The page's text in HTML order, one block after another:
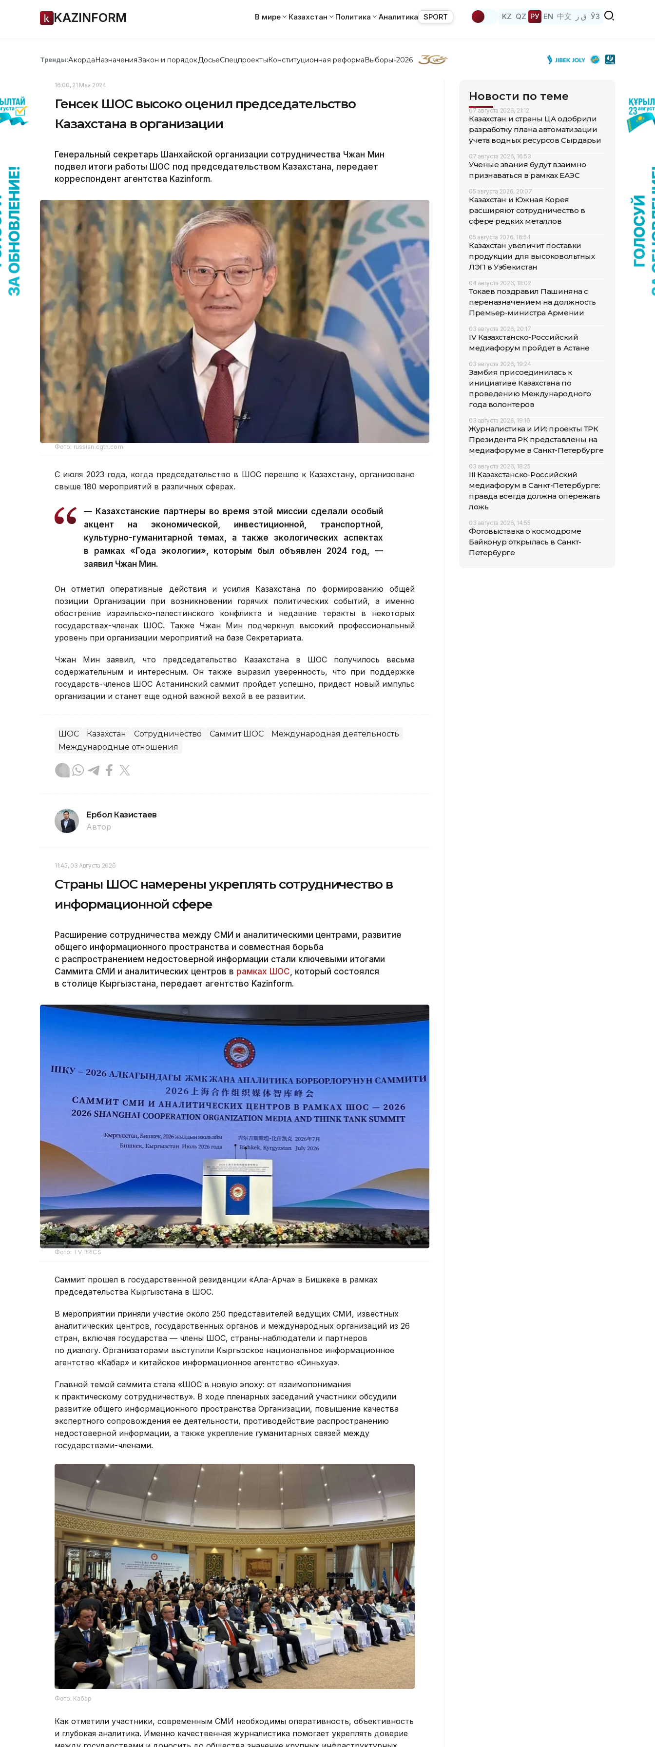
KAZINFORM В мире Казахстан Политика Аналитика SPORT KZ QZ РУ EN 中文 ق ز ЎЗ
Тренды:АкордаНазначенияЗакон и порядок ДосьеСпецпроектыКонституционная реформаВыборы-2026
16:00, 21 Мая 2024
Генсек ШОС высоко оценил председательство
Казахстана в организации
Генеральный секретарь Шанхайской организации сотрудничества Чжан Мин
подвел итоги работы ШОС под председательством Казахстана, передает
корреспондент агентства Kazinform.
Фото: russian.cgtn.com
С июля 2023 года, когда председательство в ШОС перешло к Казахстану, организовано
свыше 180 мероприятий в различных сферах.
— Казахстанские партнеры во время этой миссии сделали особый
акцент на экономической, инвестиционной, транспортной,
культурно-гуманитарной темах, а также экологических аспектах
в рамках «Года экологии», которым был объявлен 2024 год, —
заявил Чжан Мин.
Он отметил оперативные действия и усилия Казахстана по формированию общей
позиции Организации при возникновении горячих политических событий, а именно
обострение израильско-палестинского конфликта и недавние теракты в некоторых
государствах-членах ШОС. Также Чжан Мин подчеркнул высокий профессиональный
уровень при организации мероприятий на базе Секретариата.
Чжан Мин заявил, что председательство Казахстана в ШОС получилось весьма
содержательным и интересным. Он также выразил уверенность, что при поддержке
государств-членов ШОС Астанинский саммит пройдет успешно, придаст новый импульс
организации и станет еще одной важной вехой в ее развитии.
ШОС Казахстан Сотрудничество Саммит ШОС
Международная деятельность
Международные отношения
Ербол Казистаев
Автор
11:45, 03 Августа 2026
Страны ШОС намерены укреплять сотрудничество в
информационной сфере
Расширение сотрудничества между СМИ и аналитическими центрами, развитие
общего информационного пространства и совместная борьба
с распространением недостоверной информации стали ключевыми итогами
Саммита СМИ и аналитических центров в рамках ШОС, который состоялся
в столице Кыргызстана, передает агентство Kazinform.
Фото: TV BRICS
Саммит прошел в государственной резиденции «Ала-Арча» в Бишкеке в рамках
председательства Кыргызстана в ШОС.
В мероприятии приняли участие около 250 представителей ведущих СМИ, известных
аналитических центров, государственных органов и международных организаций из 26
стран, включая государства — члены ШОС, страны-наблюдатели и партнеров
по диалогу. Организаторами выступили Кыргызское национальное информационное
агентство «Кабар» и китайское информационное агентство «Синьхуа».
Главной темой саммита стала «ШОС в новую эпоху: от взаимопонимания
к практическому сотрудничеству». В ходе пленарных заседаний участники обсудили
развитие общего информационного пространства Организации, повышение качества
экспертного сопровождения ее деятельности, противодействие распространению
недостоверной информации, а также укрепление гуманитарных связей между
государствами-членами.
Фото: Кабар
Как отметили участники, современным СМИ необходимы оперативность, объективность
и глубокая аналитика. Именно качественная журналистика помогает укреплять доверие
Новости по теме
07 августа 2026, 21:12
Казахстан и страны ЦА одобрили
разработку плана автоматизации
учета водных ресурсов Сырдарьи
07 августа 2026, 16:53
Ученые звания будут взаимно
признаваться в рамках ЕАЭС
05 августа 2026, 20:07
Казахстан и Южная Корея
расширяют сотрудничество в
сфере редких металлов
05 августа 2026, 16:54
Казахстан увеличит поставки
продукции для высоковольтных
ЛЭП в Узбекистан
04 августа 2026, 18:02
Токаев поздравил Пашиняна с
переназначением на должность
Премьер-министра Армении
03 августа 2026, 20:17
IV Казахстанско-Российский
медиафорум пройдет в Астане
03 августа 2026, 19:24
Замбия присоединилась к
инициативе Казахстана по
проведению Международного
года волонтеров
03 августа 2026, 19:16
Журналистика и ИИ: проекты ТРК
Президента РК представлены на
медиафоруме в Санкт-Петербурге
03 августа 2026, 18:25
III Казахстанско-Российский
медиафорум в Санкт-Петербурге:
правда всегда должна опережать
ложь
03 августа 2026, 14:55
Фотовыставка о космодроме
Байконур открылась в Санкт-
Петербурге